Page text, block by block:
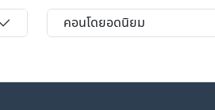
คอนโดยอดนิยม